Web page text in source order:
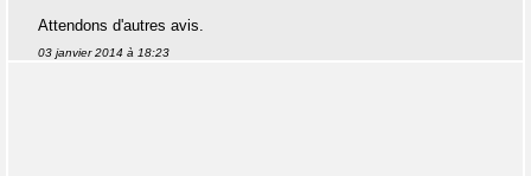
Attendons d'autres avis.
03 janvier 2014 à 18:23